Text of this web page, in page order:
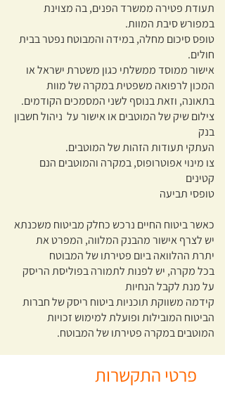
תעודת פטירה ממשרד הפנים, בה מצוינת
במפורש סיבת המוות.
טופס סיכום מחלה, במידה והמבוטח נפטר בבית
חולים.
אישור ממוסד ממשלתי כגון משטרת ישראל או
המכון לרפואה משפטית במקרה של מוות
בתאונה, וזאת בנוסף לשני המסמכים הקודמים.
צילום שיק של המוטבים או אישור על ניהול חשבון
בנק
העתקי תעודות הזהות של המוטבים.
צו מינוי אפוטרופוס, במקרה והמוטבים הנם
קטינים
טופסי תביעה
כאשר ביטוח החיים נרכש כחלק מביטוח משכנתא
יש לצרף אישור מהבנק המלווה, המפרט את
יתרת ההלוואה ביום פטירתו של המבוטח
בכל מקרה, יש לפנות לתמורה בפוליסת הריסק
על מנת לקבל הנחיות
קידמה משווקת תוכניות ביטוח ריסק של חברות
הביטוח המובילות ופועלת למימוש זכויות
המוטבים במקרה פטירתו של המבוטח.
פרטי התקשרות